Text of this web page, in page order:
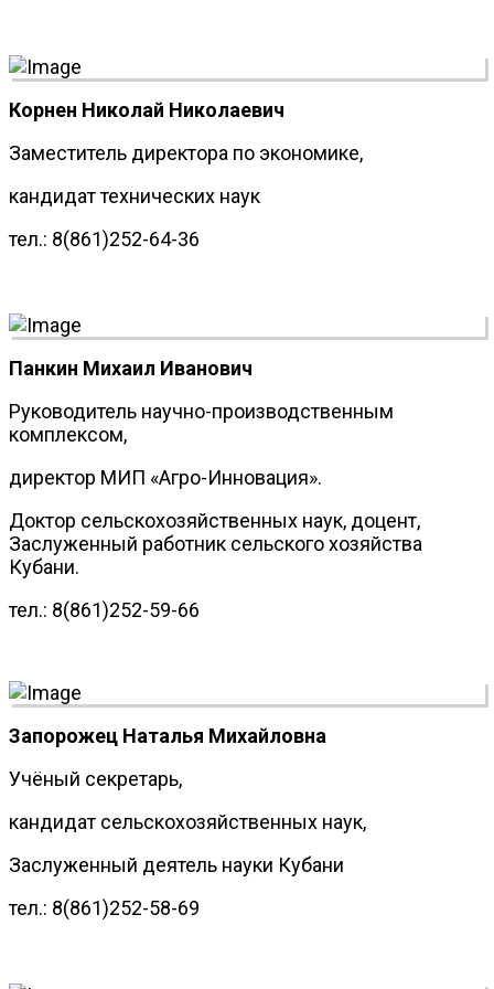
Корнен Николай Николаевич
Заместитель директора по экономике,
кандидат технических наук
тел.: 8(861)252-64-36
Панкин Михаил Иванович
Руководитель научно-производственным
комплексом,
директор МИП «Агро-Инновация».
Доктор сельскохозяйственных наук, доцент,
Заслуженный работник сельского хозяйства
Кубани.
тел.: 8(861)252-59-66
Запорожец Наталья Михайловна
Учёный секретарь,
кандидат сельскохозяйственных наук,
Заслуженный деятель науки Кубани
тел.: 8(861)252-58-69